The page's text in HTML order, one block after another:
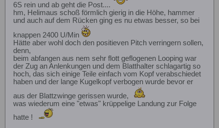
6S rein und ab geht die Post....
hm, Helimaus schoß förmlich gierig in die Höhe, hammer
und auch auf dem Rücken ging es nu etwas besser, so bei
knappen 2400 U/Min
Hätte aber wohl doch den positieven Pitch verringern sollen,
denn,
beim abfangen aus nem sehr flott geflogenen Looping war
der Zug an Anlenkungen und dem Blatthalter schlagartig so
hoch, das sich einige Teile einfach vom Kopf verabschiedet
haben und der lange Kugelkopf verbogen wurde bevor er
aus der Blattzwinge gerissen wurde,
was wiederum eine "etwas" krüppelige Landung zur Folge
hatte !